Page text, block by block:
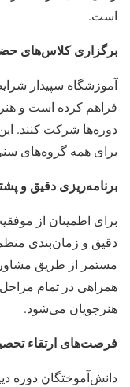
است.
برگزاری کلاس‌های
آموزشگاه سپیدار
فراهم کرده است و
دوره‌ها شرکت کنند.
برای همه گروه‌های
برنامه‌ریزی دقیق و
برای اطمینان از
دقیق و زمان‌بندی
مستمر از طریق
همراهی در تمام
هنرجویان می‌شود.
فرصت‌های ارتقاء
دانش‌آموختگان دوره